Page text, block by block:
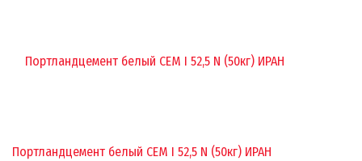
Портландцемент белый CEM I 52,5 N (50кг) ИРАН